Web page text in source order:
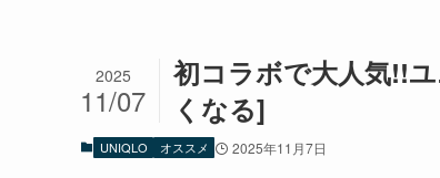
初コラボで大人気!!
くなる]
2025
11/07
UNIQLO オススメ 2025年11月7日